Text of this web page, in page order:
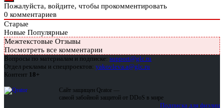
Пожалуйста, войдите, чтобы прокомментировать
0 комментариев
Старые
Новые Популярные
Межтекстовые Отзывы
Посмотреть все комментарии
Вопросы по материалам и подписке: support@glc.ru
Отдел рекламы и спецпроектов: yakovleva.a@glc.ru
Контент 18+
Сайт защищен Qrator —
самой забойной защитой от DDoS в мире
Подписка для физлиц